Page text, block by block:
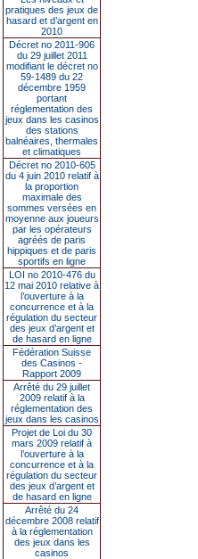
pratiques des jeux de
hasard et d’argent en
2010
Décret no 2011-906
du 29 juillet 2011
modifiant le décret no
59-1489 du 22
décembre 1959
portant
réglementation des
jeux dans les casinos
des stations
balnéaires, thermales
et climatiques
Décret no 2010-605
du 4 juin 2010 relatif à
la proportion
maximale des
sommes versées en
moyenne aux joueurs
par les opérateurs
agréés de paris
hippiques et de paris
sportifs en ligne
LOI no 2010-476 du
12 mai 2010 relative à
l’ouverture à la
concurrence et à la
régulation du secteur
des jeux d’argent et
de hasard en ligne
Fédération Suisse
des Casinos -
Rapport 2009
Arrêté du 29 juillet
2009 relatif à la
réglementation des
jeux dans les casinos
Projet de Loi du 30
mars 2009 relatif à
l’ouverture à la
concurrence et à la
régulation du secteur
des jeux d’argent et
de hasard en ligne
Arrêté du 24
décembre 2008 relatif
à la réglementation
des jeux dans les
casinos